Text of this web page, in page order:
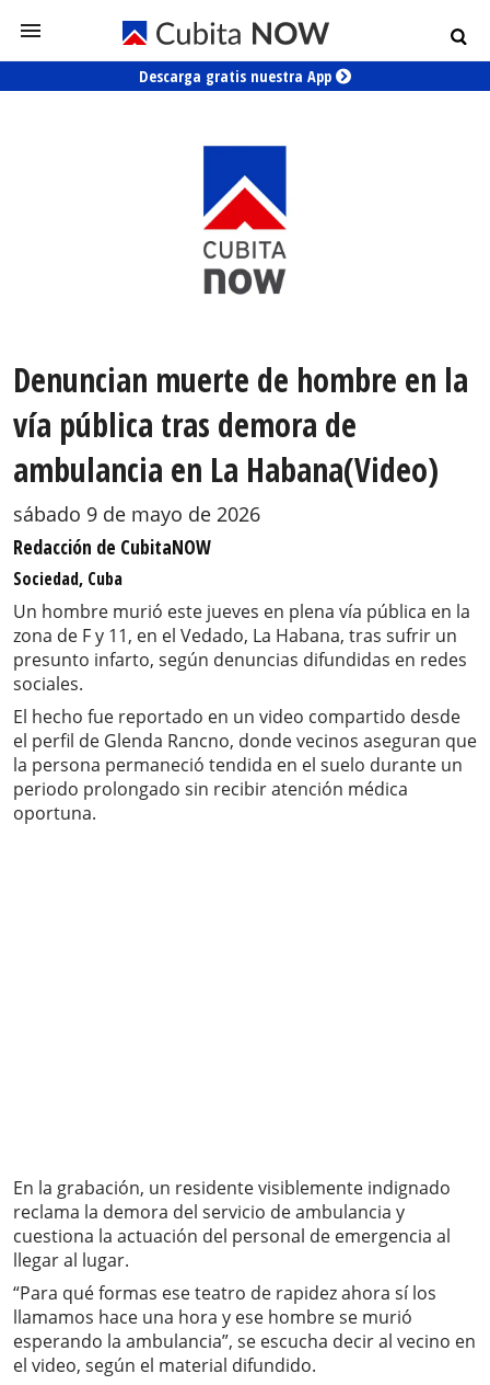
Descarga gratis nuestra App
Denuncian muerte de hombre en la
vía pública tras demora de
ambulancia en La Habana(Video)
sábado 9 de mayo de 2026
Redacción de CubitaNOW
Sociedad, Cuba
Un hombre murió este jueves en plena vía pública en la
zona de F y 11, en el Vedado, La Habana, tras sufrir un
presunto infarto, según denuncias difundidas en redes
sociales.
El hecho fue reportado en un video compartido desde
el perfil de Glenda Rancno, donde vecinos aseguran que
la persona permaneció tendida en el suelo durante un
periodo prolongado sin recibir atención médica
oportuna.
En la grabación, un residente visiblemente indignado
reclama la demora del servicio de ambulancia y
cuestiona la actuación del personal de emergencia al
llegar al lugar.
“Para qué formas ese teatro de rapidez ahora sí los
llamamos hace una hora y ese hombre se murió
esperando la ambulancia”, se escucha decir al vecino en
el video, según el material difundido.